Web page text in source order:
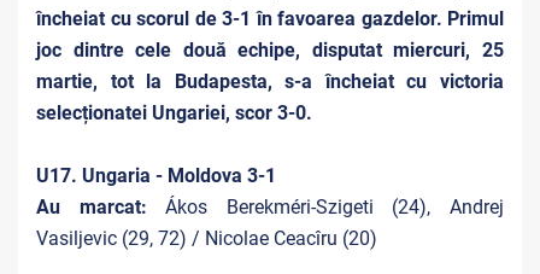
încheiat cu scorul de 3-1 în favoarea gazdelor. Primul
joc dintre cele două echipe, disputat miercuri, 25
martie, tot la Budapesta, s-a încheiat cu victoria
selecționatei Ungariei, scor 3-0.
U17. Ungaria - Moldova 3-1
Au marcat:Ákos Berekméri-Szigeti (24), Andrej
Vasiljevic (29, 72) / Nicolae Ceacîru (20)